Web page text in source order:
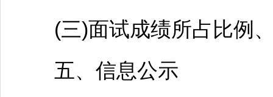
(三)面试成绩所占比例、
五、信息公示